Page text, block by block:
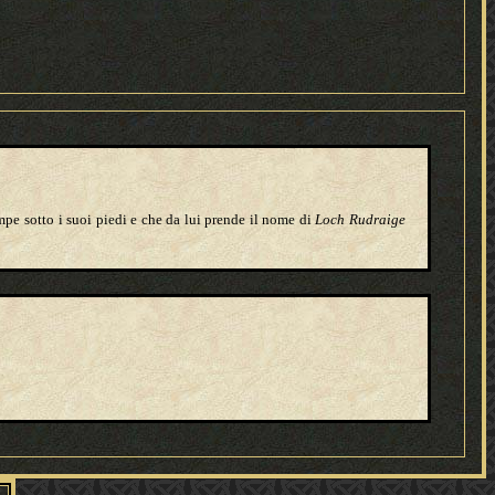
sotto i suoi piedi e che da lui prende il nome diLoch Rudraige